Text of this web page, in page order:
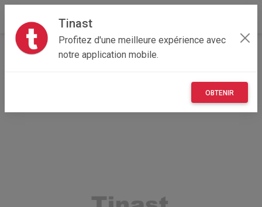
Tinast
Profitez d'une meilleure expérience avec
notre application mobile.
OBTENIR
Accueil Véhicules Hauts-de-France